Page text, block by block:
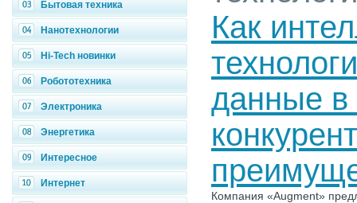
Бытовая техника
Нанотехнологии
Hi-Tech новинки
Робототехника
Электроника
Энергетика
Интересное
Интернет
Как
данные в
Компания «Augment»